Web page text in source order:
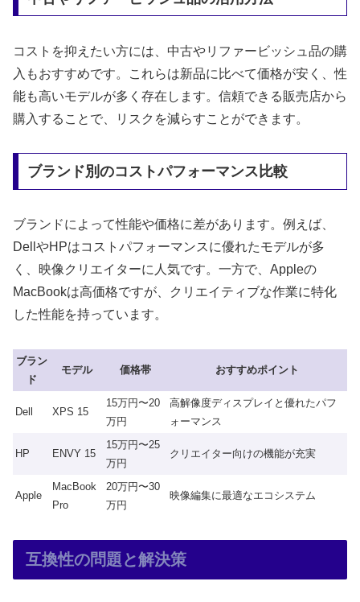
コストを抑えたい方には、中古やリファービッシュ品の購
入もおすすめです。これらは新品に比べて価格が安く、性
能も高いモデルが多く存在します。信頼できる販売店から
購入することで、リスクを減らすことができます。
ブランド別のコストパフォーマンス比較
ブランドによって性能や価格に差があります。例えば、
DellやHPはコストパフォーマンスに優れたモデルが多
く、映像クリエイターに人気です。一方で、Appleの
MacBookは高価格ですが、クリエイティブな作業に特化
した性能を持っています。
ブラン
ド
モデル 価格帯 おすすめポイント
Dell XPS 15
15万円〜20
万円
高解像度ディスプレイと優れたパフ
ォーマンス
HP ENVY 15
15万円〜25
万円
クリエイター向けの機能が充実
Apple
MacBook
Pro
20万円〜30
万円
映像編集に最適なエコシステム
互換性の問題と解決策